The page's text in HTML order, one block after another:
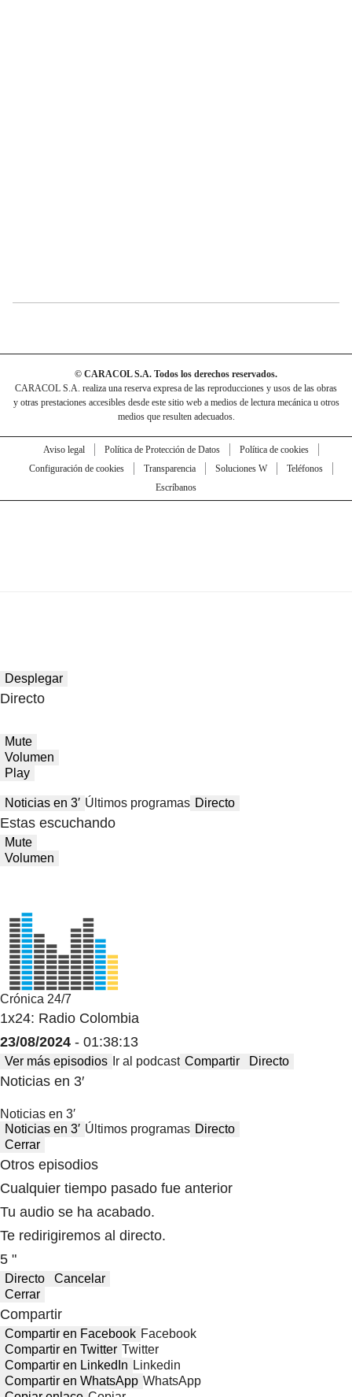
© CARACOL S.A. Todos los derechos reservados.
CARACOL S.A. realiza una reserva expresa de las reproducciones y usos de las obras
y otras prestaciones accesibles desde este sitio web a medios de lectura mecánica u otros
medios que resulten adecuados.
Aviso legal Política de Protección de Datos
Política de cookies
Configuración de cookies
Transparencia Soluciones W
Teléfonos
Escríbanos
Desplegar
Directo
Mute
Volumen
Play
Noticias en 3′ Últimos programas Directo
Estas escuchando
Mute
Volumen
Crónica 24/7
1x24: Radio Colombia
23/08/2024 - 01:38:13
Ver más episodios Ir al podcast Compartir Directo
Noticias en 3′
Noticias en 3′
Noticias en 3′ Últimos programas Directo
Cerrar
Otros episodios
Cualquier tiempo pasado fue anterior
Tu audio se ha acabado.
Te redirigiremos al directo.
5 "
Directo
Cancelar
Cerrar
Compartir
Compartir en Facebook Facebook
Compartir en Twitter Twitter
Compartir en LinkedIn Linkedin
Compartir en WhatsApp WhatsApp